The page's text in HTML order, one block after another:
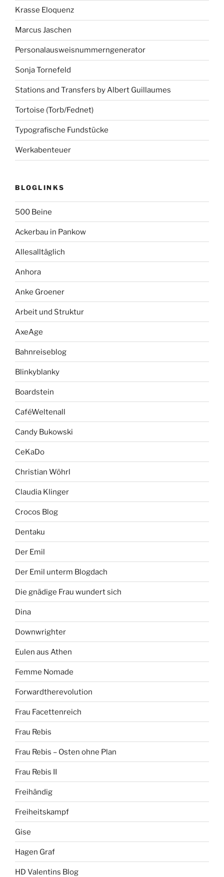
Krasse Eloquenz
Marcus Jaschen
Personalausweisnummerngenerator
Sonja Tornefeld
Stations and Transfers by Albert Guillaumes
Tortoise (Torb/Fednet)
Typografische Fundstücke
Werkabenteuer
BLOGLINKS
500 Beine
Ackerbau in Pankow
Allesalltäglich
Anhora
Anke Groener
Arbeit und Struktur
AxeAge
Bahnreiseblog
Blinkyblanky
Boardstein
CaféWeltenall
Candy Bukowski
CeKaDo
Christian Wöhrl
Claudia Klinger
Crocos Blog
Dentaku
Der Emil
Der Emil unterm Blogdach
Die gnädige Frau wundert sich
Dina
Downwrighter
Eulen aus Athen
Femme Nomade
Forwardtherevolution
Frau Facettenreich
Frau Rebis
Frau Rebis – Osten ohne Plan
Frau Rebis II
Freihändig
Freiheitskampf
Gise
Hagen Graf
HD Valentins Blog